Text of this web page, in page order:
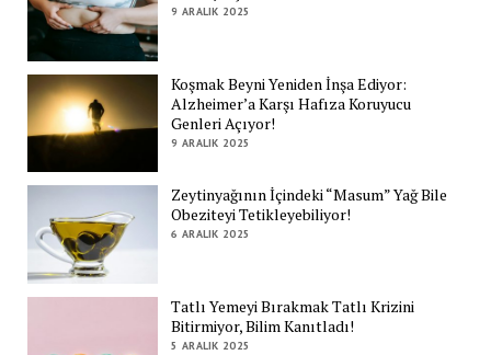
9 ARALIK 2025
Koşmak Beyni Yeniden İnşa Ediyor:
Alzheimer’a Karşı Hafıza Koruyucu
Genleri Açıyor!
9 ARALIK 2025
Zeytinyağının İçindeki “Masum” Yağ Bile
Obeziteyi Tetikleyebiliyor!
6 ARALIK 2025
Tatlı Yemeyi Bırakmak Tatlı Krizini
Bitirmiyor, Bilim Kanıtladı!
5 ARALIK 2025